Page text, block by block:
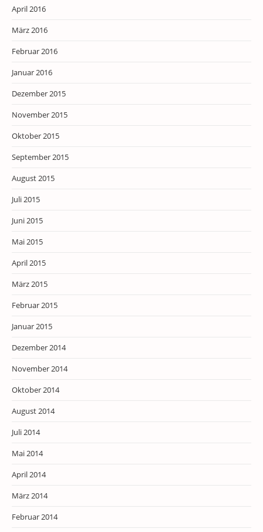
April 2016
März 2016
Februar 2016
Januar 2016
Dezember 2015
November 2015
Oktober 2015
September 2015
August 2015
Juli 2015
Juni 2015
Mai 2015
April 2015
März 2015
Februar 2015
Januar 2015
Dezember 2014
November 2014
Oktober 2014
August 2014
Juli 2014
Mai 2014
April 2014
März 2014
Februar 2014